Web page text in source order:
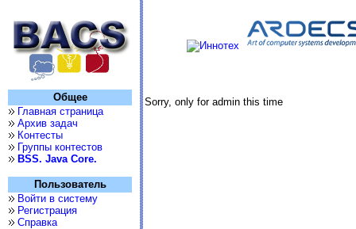
Общее
Главная страница
Архив задач
Контесты
Группы контестов
BSS. Java Core.
Пользователь
Войти в систему
Регистрация
Справка
Sorry, only for admin this time